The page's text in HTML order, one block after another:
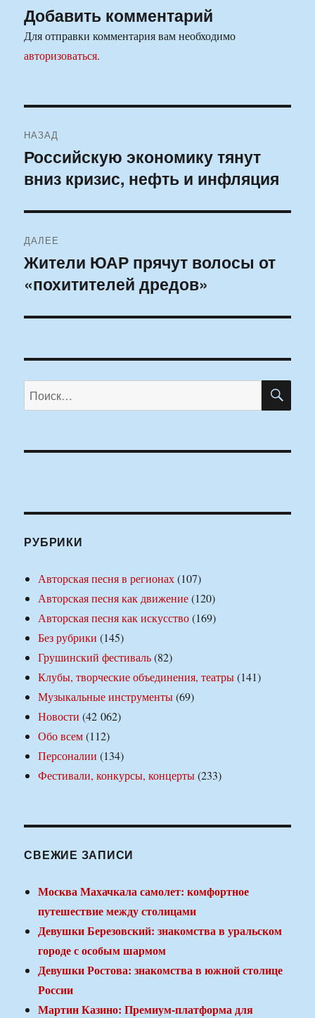
Добавить комментарий
Для отправки комментария вам необходимо
авторизоваться.
по
записям
НАЗАД
Предыдущая
запись:
Российскую экономику тянут
вниз кризис, нефть и инфляция
ДАЛЕЕ
Следующая
запись:
Жители ЮАР прячут волосы от
«похитителей дредов»
Искать:
РУБРИКИ
Авторская песня в регионах(107)
Авторская песня как движение(120)
Авторская песня как искусство(169)
Без рубрики (145)
Грушинский фестиваль(82)
Клубы, творческие объединения, театры(141)
Музыкальные инструменты(69)
Новости (42 062)
Обо всем(112)
Персоналии (134)
Фестивали, конкурсы, концерты(233)
СВЕЖИЕ ЗАПИСИ
Москва Махачкала самолет: комфортное
путешествие между столицами
Девушки Березовский: знакомства в уральском
городе с особым шармом
Девушки Ростова: знакомства в южной столице
России
Мартин Казино: Премиум-платформа для